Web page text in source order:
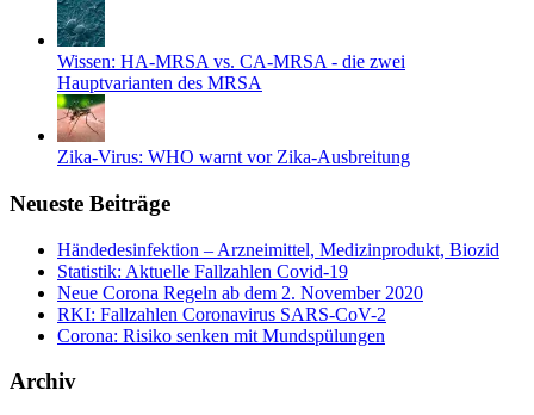
Wissen: HA-MRSA vs. CA-MRSA - die zwei
Hauptvarianten des MRSA
Zika-Virus: WHO warnt vor Zika-Ausbreitung
Neueste Beiträge
Händedesinfektion – Arzneimittel, Medizinprodukt, Biozid
Statistik: Aktuelle Fallzahlen Covid-19
Neue Corona Regeln ab dem 2. November 2020
RKI: Fallzahlen Coronavirus SARS-CoV-2
Corona: Risiko senken mit Mundspülungen
Archiv